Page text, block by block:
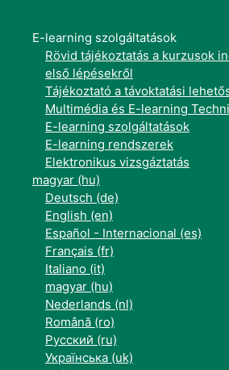
E-learning szolgáltatások
Rövid tájékoztatás a kurzusok
első lépésekről
Tájékoztató a távoktatási
Multimédia és E-learning
E-learning szolgáltatások
E-learning rendszerek
Elektronikus vizsgáztatás
magyar ‎(hu)‎
Deutsch ‎(de)‎
English ‎(en)‎
Español - Internacional ‎(es)‎
Français ‎(fr)‎
Italiano ‎(it)‎
magyar ‎(hu)‎
Nederlands ‎(nl)‎
Română ‎(ro)‎
Русский ‎(ru)‎
Українська ‎(uk)‎